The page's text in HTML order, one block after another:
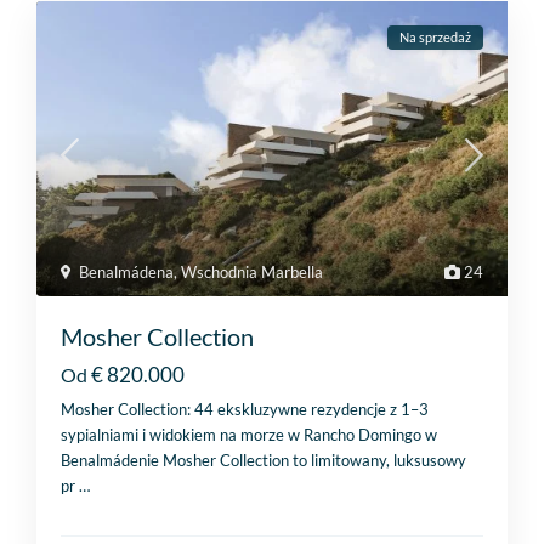
24
Benalmádena,Wschodnia Marbella
Na sprzedaż
Mosher Collection
Od € 820.000
Mosher Collection: 44 ekskluzywne rezydencje z 1–3
sypialniami i widokiem na morze w Rancho Domingo w
Benalmádenie Mosher Collection to limitowany, luksusowy
pr…